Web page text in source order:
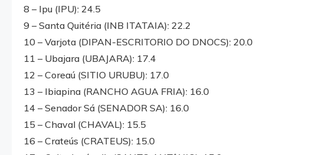
8 – Ipu (IPU): 24.5
9 – Santa Quitéria (INB ITATAIA): 22.2
10 – Varjota (DIPAN-ESCRITORIO DO DNOCS): 20.0
11 – Ubajara (UBAJARA): 17.4
12 – Coreaú (SITIO URUBU): 17.0
13 – Ibiapina (RANCHO AGUA FRIA): 16.0
14 – Senador Sá (SENADOR SA): 16.0
15 – Chaval (CHAVAL): 15.5
16 – Crateús (CRATEUS): 15.0